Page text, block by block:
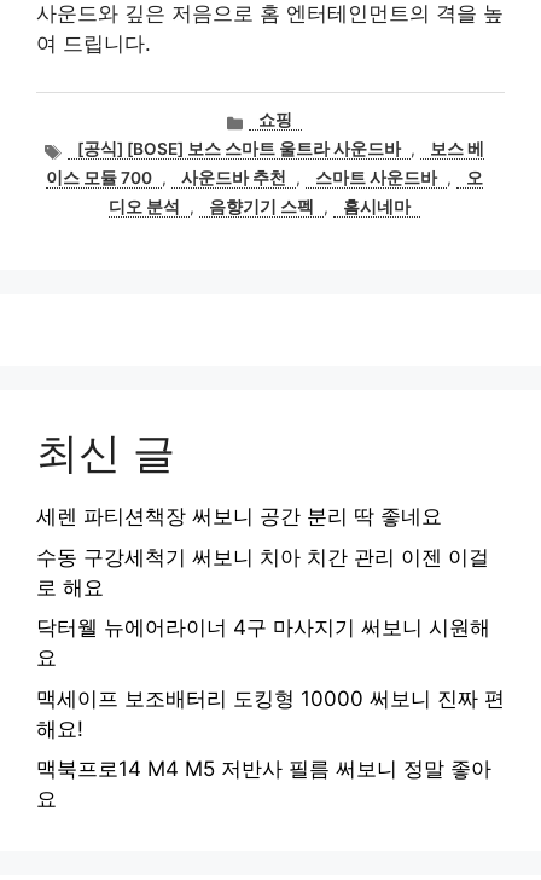
사운드와 깊은 저음으로 홈 엔터테인먼트의 격을 높
여 드립니다.
카
테
고
리
쇼핑
태
그
[공식] [BOSE] 보스 스마트 울트라 사운드바 ,
보스 베
이스 모듈 700 , 사운드바 추천 , 스마트 사운드바 ,
오
디오 분석
, 음향기기 스펙 , 홈시네마
최신 글
세렌 파티션책장 써보니 공간 분리 딱 좋네요
수동 구강세척기 써보니 치아 치간 관리 이젠 이걸
로 해요
닥터웰 뉴에어라이너 4구 마사지기 써보니 시원해
요
맥세이프 보조배터리 도킹형 10000 써보니 진짜 편
해요!
맥북프로14 M4 M5 저반사 필름 써보니 정말 좋아
요